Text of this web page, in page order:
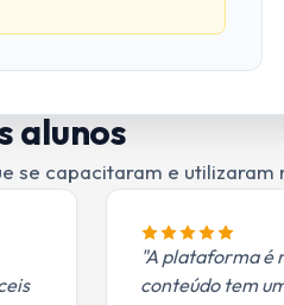
alunos
se capacitaram e
"A plataforma é
conteúdo tem